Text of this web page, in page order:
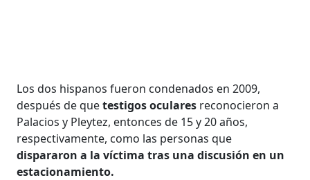
Los dos hispanos fueron condenados en 2009,
después de quetestigos oculares reconocieron a
Palacios y Pleytez, entonces de 15 y 20 años,
respectivamente, como las personas que
dispararon a la víctima tras una discusión en un
estacionamiento.